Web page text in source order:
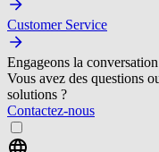
Customer Service
Engageons la conversation
Vous avez des questions
solutions ?
Contactez-nous